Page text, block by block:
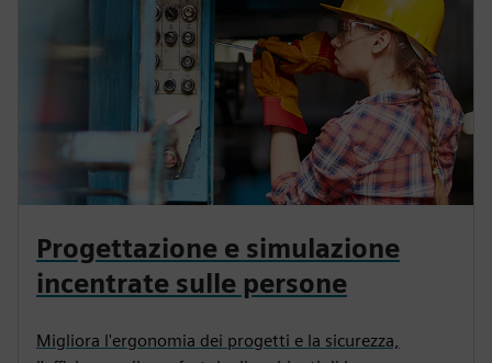
Progettazione e simulazione
incentrate sulle persone
Migliora l'ergonomia dei progetti e la sicurezza,